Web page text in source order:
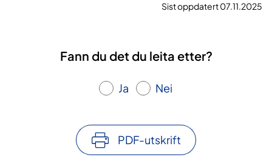
Sist oppdatert 07.11.2025
Fann du det du leita etter?
Ja Nei
PDF-utskrift